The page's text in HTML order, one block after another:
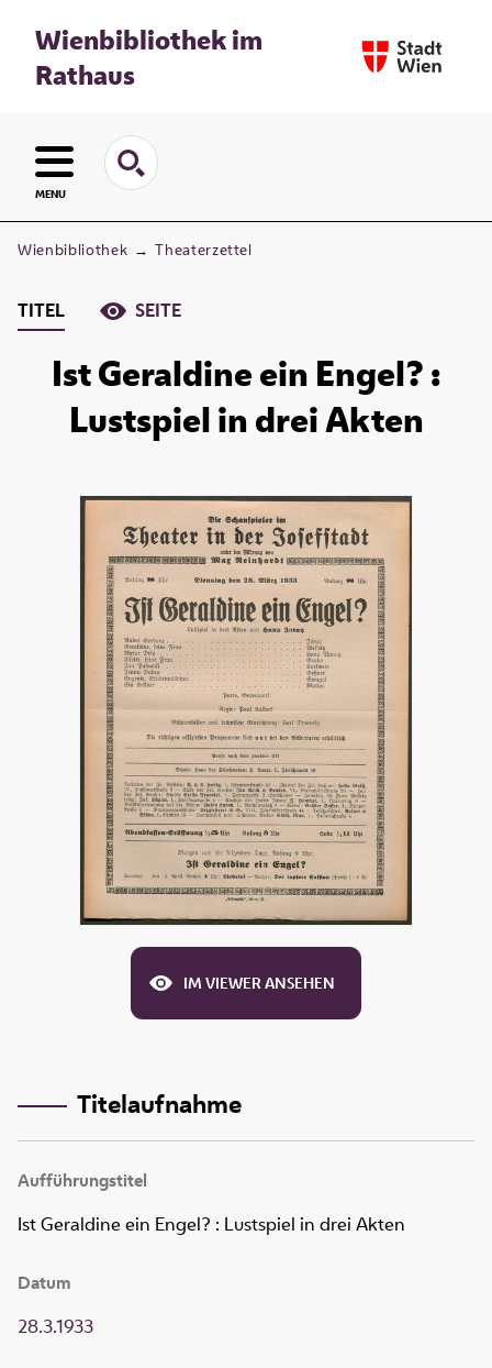
Wienbibliothek im
Rathaus
MENU
Wienbibliothek → Theaterzettel
TITEL SEITE
Ist Geraldine ein Engel? :
Lustspiel in drei Akten
IM VIEWER ANSEHEN
Titelaufnahme
Aufführungstitel
Ist Geraldine ein Engel? : Lustspiel in drei Akten
Datum
28.3.1933